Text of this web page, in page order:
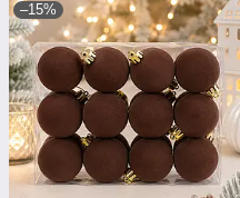
–15%